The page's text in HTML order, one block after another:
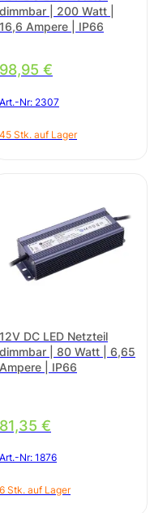
dimmbar | 200 Watt |
16,6 Ampere | IP66
98,95 €
Art.-Nr: 2307
45 Stk. auf Lager
12V DC LED Netzteil
dimmbar | 80 Watt | 6,65
Ampere | IP66
81,35 €
Art.-Nr: 1876
6 Stk. auf Lager